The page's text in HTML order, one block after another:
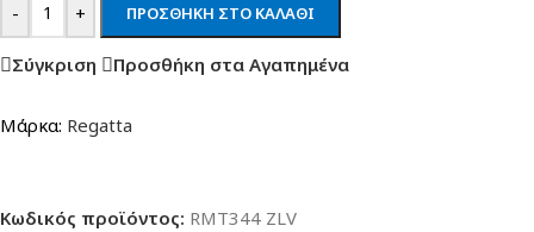
- + ΠΡΟΣΘΉΚΗ ΣΤΟ ΚΑΛΆΘΙ
Σύγκριση Προσθήκη στα Αγαπημένα
Μάρκα: Regatta
Κωδικός προϊόντος: RMT344 ZLV